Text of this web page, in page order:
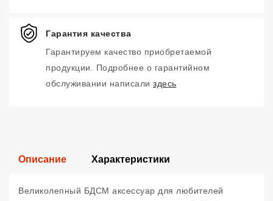
Гарантия качества
Гарантируем качество приобретаемой
продукции. Подробнее о гарантийном
обслуживании написали здесь
Описание Характеристики
Великолепный БДСМ аксессуар для любителей